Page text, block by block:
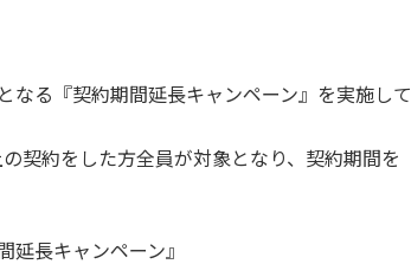
なる『契約期間延長キャンペーン』を実施して
契約をした方全員が対象となり、契約期間を
長キャンペーン』